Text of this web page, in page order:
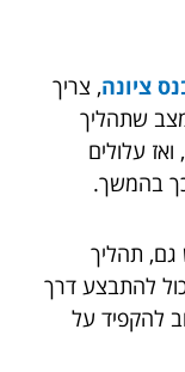
ציונה, צריך
שתהליך
עלולים
בהמשך.
גם, תהליך
להתבצע דרך
להקפיד על